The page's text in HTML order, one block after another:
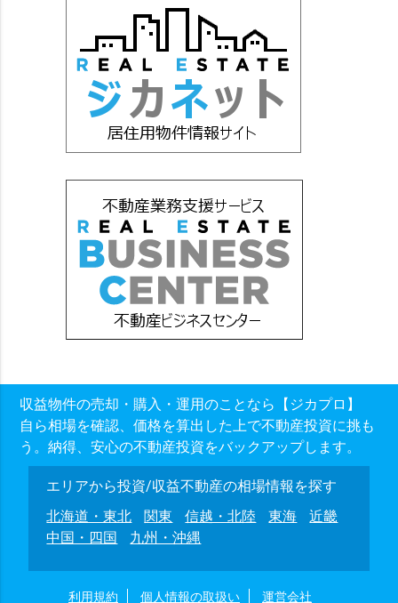
収益物件の売却・購入・運用のことなら【ジカプロ】
自ら相場を確認、価格を算出した上で不動産投資に挑も
う。納得、安心の不動産投資をバックアップします。
エリアから投資/収益不動産の相場情報を探す
北海道・東北
関東 信越・北陸 東海
近畿
中国・四国
九州・沖縄
利用規約 個人情報の取扱い 運営会社